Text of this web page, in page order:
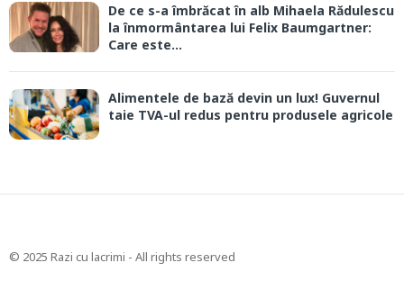
De ce s-a îmbrăcat în alb Mihaela Rădulescu
la înmormântarea lui Felix Baumgartner:
Care este...
Alimentele de bază devin un lux! Guvernul
taie TVA-ul redus pentru produsele agricole
© 2025 Razi cu lacrimi - All rights reserved